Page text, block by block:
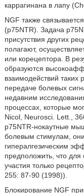
каррагинана в лапу
NGF также
(p75NTR). Задача
присутствия других
полагают,
или корецептора. В
образуются
взаимодействий таких
передаче болевых
недавним
процессах, которые
Nicol, Neurosci. Lett.,
p75NTR-нокаутные
болевым стимулам,
гипералгезическим
предположить, что
участия только
255: 87-90 (1998)).
Блокирование NGF